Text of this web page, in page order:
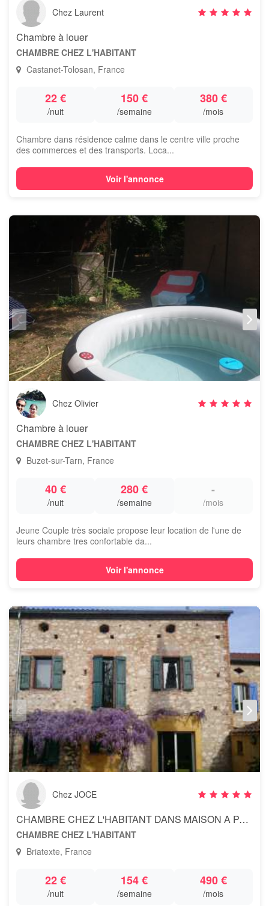
Chez Laurent
Chambre à louer
CHAMBRE CHEZ L'HABITANT
Castanet-Tolosan, France
22 €
/nuit
150 €
/semaine
380 €
/mois
Chambre dans résidence calme dans le centre ville proche
des commerces et des transports. Loca...
Voir l'annonce
Chez Olivier
Chambre à louer
CHAMBRE CHEZ L'HABITANT
Buzet-sur-Tarn, France
40 €
/nuit
280 €
/semaine
-
/mois
Jeune Couple très sociale propose leur location de l'une de
leurs chambre tres confortable da...
Voir l'annonce
Chez JOCE
CHAMBRE CHEZ L'HABITANT DANS MAISON A PARTAGER
CHAMBRE CHEZ L'HABITANT
Briatexte, France
22 €
/nuit
154 €
/semaine
490 €
/mois